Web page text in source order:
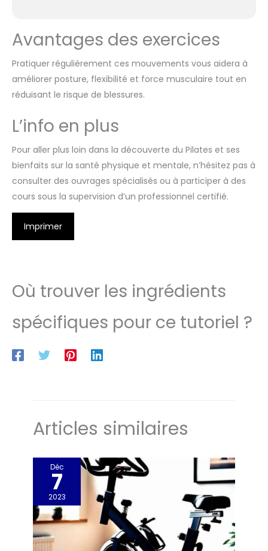
Avantages des exercices
Pratiquer régulièrement ces mouvements vous aidera à
améliorer posture, flexibilité et force musculaire tout en
réduisant le risque de blessures.
L’info en plus
Pour aller plus loin dans la découverte du Pilates et ses
bienfaits sur la santé physique et mentale, n’hésitez pas à
consulter des ouvrages spécialisés ou à participer à des
cours sous la supervision d’un professionnel certifié.
Imprimer
Où trouver les ingrédients
spécifiques pour ce tutoriel ?
Articles similaires
Déc
7
2023